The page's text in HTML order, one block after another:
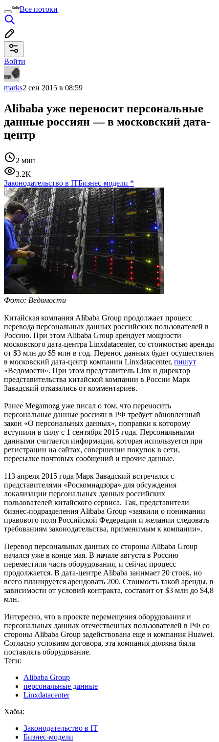
Все потоки
Войти
marks2 сен 2015 в 08:59
Alibaba уже переносит персональные
данные россиян — в московский дата-
центр
2 мин
3.2K
Законодательство в ITБизнес-модели *
Фото: Ведомости
Китайская компания Alibaba Group продолжает процесс
перевода персональных данных российских пользователей в
Россию. При этом Alibaba Group арендует мощности
московского дата-центра Linxdatacenter, со стоимостью аренды
от $3 млн до $5 млн в год. Перенос данных будет осуществлен
в московский дата-центр компании Linxdatacenter, пишут
«Ведомости». При этом представитель Linx и директор
представительства китайской компании в России Марк
Завадский отказались от комментариев.
Ранее Megamozg уже писал о том, что переносить
персональные данные россиян в РФ требует обновленный
закон «О персональных данных», поправки к которому
вступили в силу с 1 сентября 2015 года. Персональными
данными считается информация, которая используется при
регистрации на сайтах, совершении покупок в сети,
пересылке почтовых сообщений и прочие данные.
113 апреля 2015 года Марк Завадский встречался с
представителями «Роскомнадзора» для обсуждения
локализации персональных данных российских
пользователей китайского сервиса. Так, представители
бизнес-подразделения Alibaba Group «заявили о понимании
правового поля Российской Федерации и желании следовать
требованиям законодательства, применимым к компании».
Перевод персональных данных со стороны Alibaba Group
начался уже в конце мая. В начале августа в Россию
переместили часть оборудования, и сейчас процесс
продолжается. В дата-центре Alibaba занимает 20 стоек, но
всего планируется арендовать 200. Стоимость такой аренды, в
зависимости от условий контракта, составит от $3 млн до $4,8
млн.
Интересно, что в проекте перемещения оборудования и
персональных данных отечественных пользователей в РФ со
стороны Alibaba Group задействована еще и компания Huawei.
Согласно условиям договора, эта компания должна была
поставлять оборудование.
Теги:
Alibaba Group
персональные данные
Linxdatacenter
Хабы:
Законодательство в IT
Бизнес-модели